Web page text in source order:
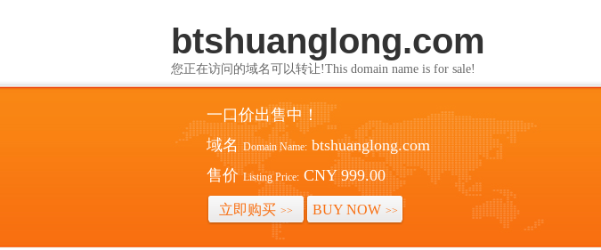
btshuanglong.com
您正在访问的域名可以转让!This domain name is for sale!
一口价出售中！
域名 Domain Name: btshuanglong.com
售价 Listing Price: CNY 999.00
立即购买 >> BUY NOW >>